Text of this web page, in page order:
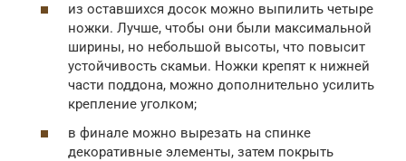
из оставшихся досок можно выпилить четыре
ножки. Лучше, чтобы они были максимальной
ширины, но небольшой высоты, что повысит
устойчивость скамьи. Ножки крепят к нижней
части поддона, можно дополнительно усилить
крепление уголком;
в финале можно вырезать на спинке
декоративные элементы, затем покрыть